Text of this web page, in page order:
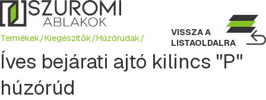
Termékek/Kiegészítők/Húzórudak/
VISSZA A
LISTAOLDALRA
Íves bejárati ajtó kilincs "P"
húzórúd